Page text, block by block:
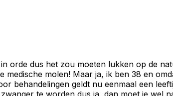
orde dus het zou moeten lukken op de
molen! Maar ja, ik ben 38 en
behandelingen geldt nu eenmaal een
te worden dus ja, dan moet je wel